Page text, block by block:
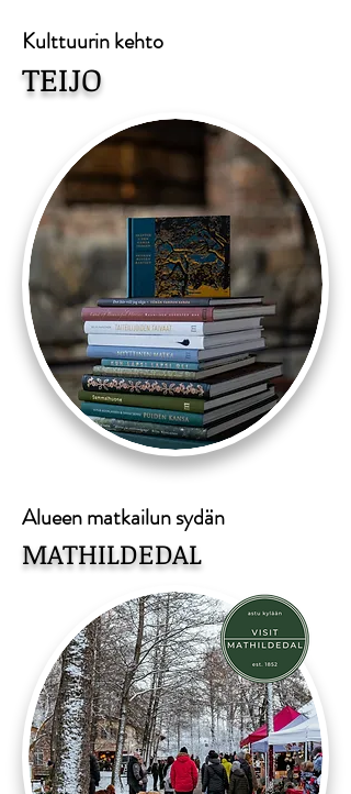
Kulttuurin kehto
TEIJO
Alueen matkailun sydän
MATHILDEDAL